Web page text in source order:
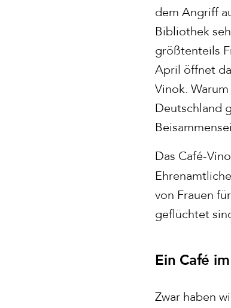
dem Angriff
Bibliothek
größtenteils
April öffnet
Vinok.
Deutschland
Das Café-
von Frauen
geflüchtet
Ein Café
Zwar haben